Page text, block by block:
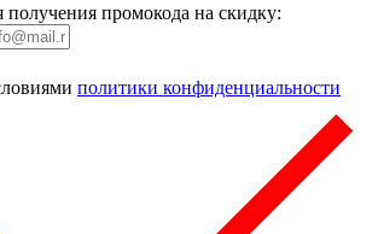
получения промокода на скидку:
политики конфиденциальности